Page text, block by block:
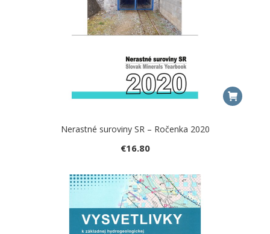
Nerastné suroviny SR – Ročenka 2020
€16.80